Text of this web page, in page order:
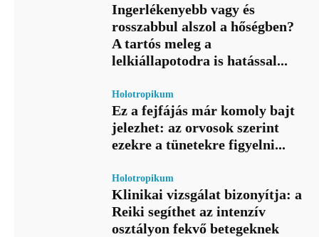
Ingerlékenyebb vagy és
rosszabbul alszol a hőségben?
A tartós meleg a
lelkiállapotodra is hatással...
Holotropikum
Ez a fejfájás már komoly bajt
jelezhet: az orvosok szerint
ezekre a tünetekre figyelni...
Holotropikum
Klinikai vizsgálat bizonyítja: a
Reiki segíthet az intenzív
osztályon fekvő betegeknek